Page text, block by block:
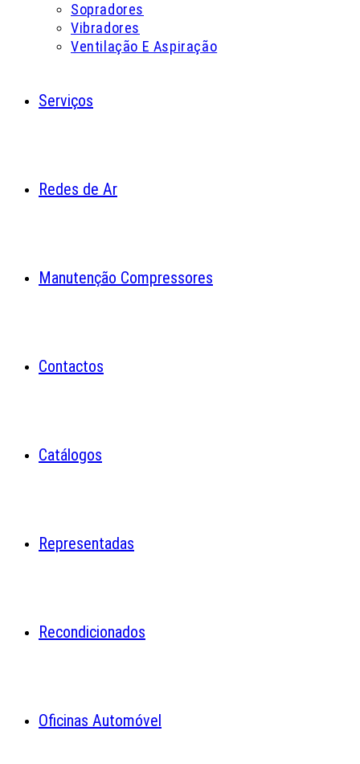
Sopradores
Vibradores
Ventilação E Aspiração
Serviços
Redes de Ar
Manutenção Compressores
Contactos
Catálogos
Representadas
Recondicionados
Oficinas Automóvel